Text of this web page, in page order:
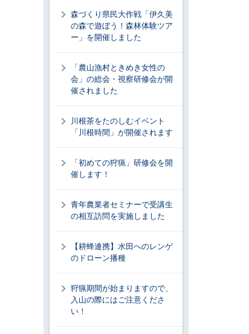
森づくり県民大作戦「伊久美
の森で遊ぼう！森林体験ツア
ー」を開催しました
「農山漁村ときめき女性の
会」の総会・視察研修会が開
催されました
川根茶をたのしむイベント
「川根時間」が開催されます
「初めての狩猟」研修会を開
催します！
青年農業者セミナーで受講生
の相互訪問を実施しました
【耕蜂連携】水田へのレンゲ
のドローン播種
狩猟期間が始まりますので、
入山の際にはご注意くださ
い！